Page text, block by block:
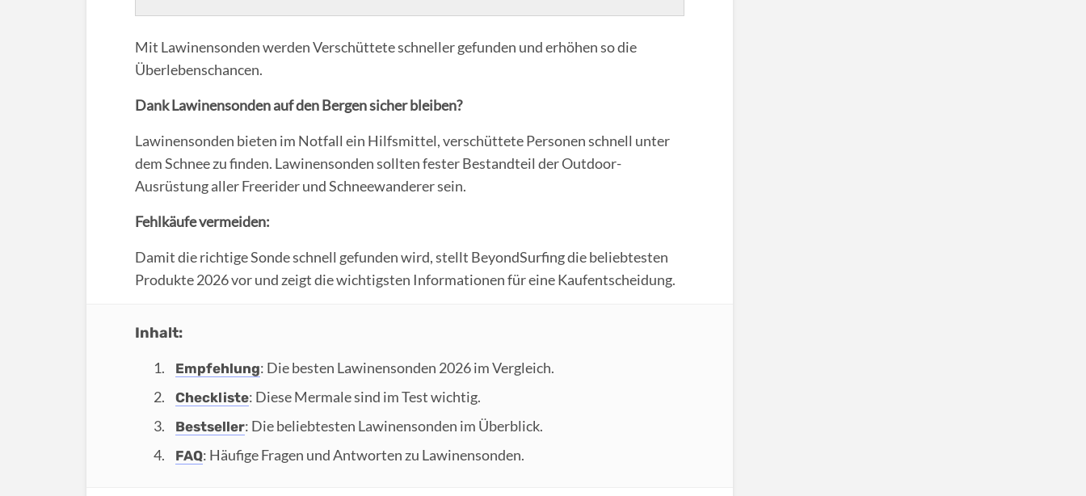
Mit Lawinensonden werden Verschüttete schneller gefunden und erhöhen so die
Überlebenschancen.
Dank Lawinensonden auf den Bergen sicher bleiben?
Lawinensonden bieten im Notfall ein Hilfsmittel, verschüttete Personen schnell unter
dem Schnee zu finden. Lawinensonden sollten fester Bestandteil der Outdoor-
Ausrüstung aller Freerider und Schneewanderer sein.
Fehlkäufe vermeiden:
Damit die richtige Sonde schnell gefunden wird, stellt BeyondSurfing die beliebtesten
Produkte 2026 vor und zeigt die wichtigsten Informationen für eine Kaufentscheidung.
Inhalt:
Empfehlung: Die besten Lawinensonden 2026 im Vergleich.
Checkliste: Diese Mermale sind im Test wichtig.
Bestseller: Die beliebtesten Lawinensonden im Überblick.
FAQ: Häufige Fragen und Antworten zu Lawinensonden.